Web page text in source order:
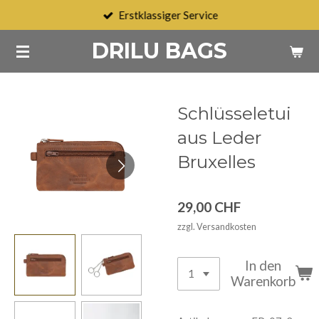
springen
DRILU BAGS
Erstklassiger Service
Schlüsseletui
aus Leder
Bruxelles
29,00 CHF
zzgl. Versandkosten
In den
Warenkorb